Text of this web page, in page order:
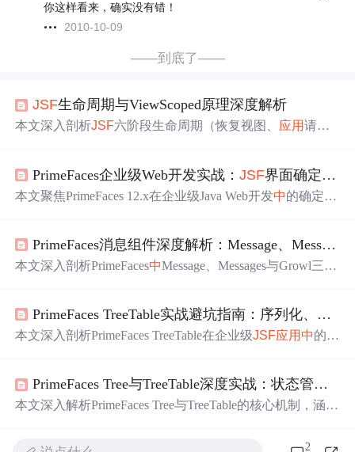
你这样看来，确实没有错！
2010-10-09
——到底了——
JSF生命周期与ViewScoped原理深度解析
本文深入剖析JSF六阶段生命周期（恢复视图、 应用请求
——序列化失败与Ajax隐式重定向，并结合Facelets模板机
制、PrimeFaces/OmniFaces增强能力，阐明JSF在政企级高
PrimeFaces企业级Web开发实战：JSF界面确定性构建指南
本文聚焦PrimeFaces 12.x在企业级Java Web开发中的确定性
大核心组件的生产级改造（无刷新搜索、行内编辑、批量
操作、Excel/PDF导出）、状态管理底层逻辑（@ViewScop
moteCommand绕过生命周期技巧，强调UI可预测性与后端
职责分离。
PrimeFaces消息组件深度解析：Message、Messages与Growl分层
本文深入剖析PrimeFaces中Message、Messages与Growl三大
涵盖JSF生命周期集成机制、Severity语义化规范、AJAX
渲染控制、XSS安全防护、国际化支持及CDI/WS扩展方
PrimeFaces TreeTable实战避坑指南：序列化、懒加载与动态列
本文深入剖析PrimeFaces TreeTable在企业级JSF应用 中的核
用Lombok@Data、使用线程安全容器；揭示TreeTable列绑
定在RestoreView阶段固化，动态列需强制重建组件树；指
PrimeFaces Tree与TreeTable深度实战：状态管理、懒加载与TreeTable定制
本文深入解析PrimeFaces Tree与TreeTable的核心机制，涵盖
2